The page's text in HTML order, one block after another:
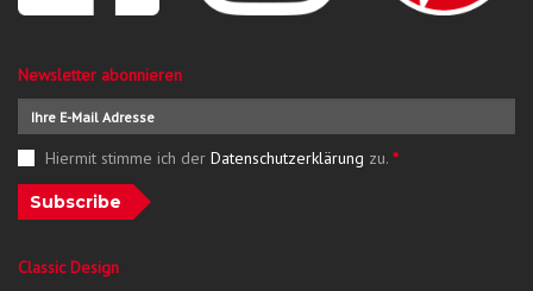
Newsletter abonnieren
Hiermit stimme ich der Datenschutzerklärung zu. *
Subscribe
Classic Design